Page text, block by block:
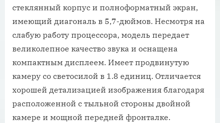
стеклянный корпус и полноформатный экран,
имеющий диагональ в 5,7-дюймов. Несмотря на
слабую работу процессора, модель передает
великолепное качество звука и оснащена
компактным дисплеем. Имеет продвинутую
камеру со светосилой в 1.8 единиц. Отличается
хорошей детализацией изображения благодаря
расположенной с тыльной стороны двойной
камере и мощной передней фронталке.